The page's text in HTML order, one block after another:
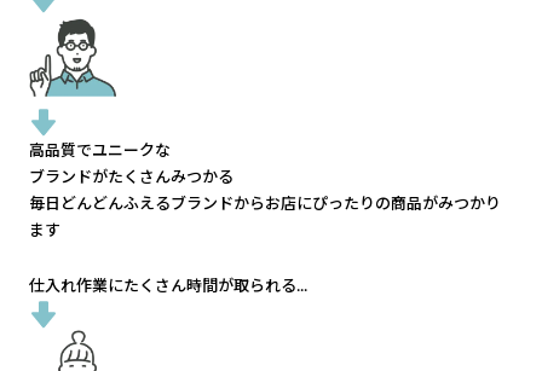
高品質でユニークな
ブランドがたくさんみつかる
毎日どんどんふえるブランドからお店にぴったりの商品がみつかり
ます
仕入れ作業にたくさん時間が取られる...